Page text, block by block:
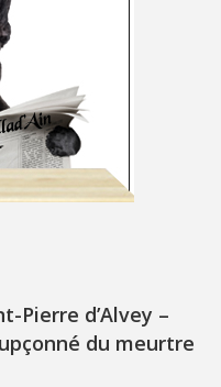
Pierre d’Alvey –
du meurtre